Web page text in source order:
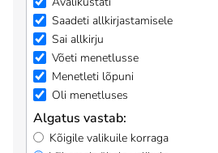
Saadeti allkirjastamisele
Sai allkirju
Võeti menetlusse
Menetleti lõpuni
Oli menetluses
Algatus vastab:
Kõigile valikuile korraga